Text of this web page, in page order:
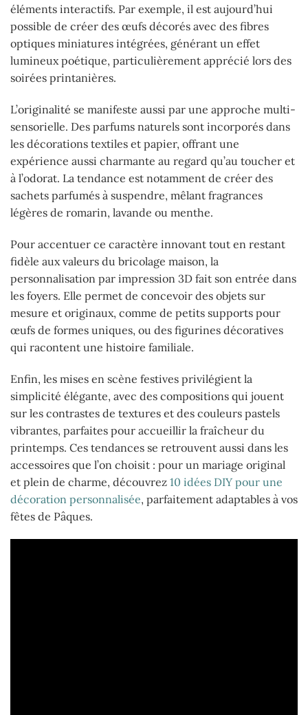
éléments interactifs. Par exemple, il est aujourd’hui
possible de créer des œufs décorés avec des fibres
optiques miniatures intégrées, générant un effet
lumineux poétique, particulièrement apprécié lors des
soirées printanières.
L’originalité se manifeste aussi par une approche multi-
sensorielle. Des parfums naturels sont incorporés dans
les décorations textiles et papier, offrant une
expérience aussi charmante au regard qu’au toucher et
à l’odorat. La tendance est notamment de créer des
sachets parfumés à suspendre, mêlant fragrances
légères de romarin, lavande ou menthe.
Pour accentuer ce caractère innovant tout en restant
fidèle aux valeurs du bricolage maison, la
personnalisation par impression 3D fait son entrée dans
les foyers. Elle permet de concevoir des objets sur
mesure et originaux, comme de petits supports pour
œufs de formes uniques, ou des figurines décoratives
qui racontent une histoire familiale.
Enfin, les mises en scène festives privilégient la
simplicité élégante, avec des compositions qui jouent
sur les contrastes de textures et des couleurs pastels
vibrantes, parfaites pour accueillir la fraîcheur du
printemps. Ces tendances se retrouvent aussi dans les
accessoires que l’on choisit : pour un mariage original
et plein de charme, découvrez 10 idées DIY pour une
décoration personnalisée, parfaitement adaptables à vos
fêtes de Pâques.